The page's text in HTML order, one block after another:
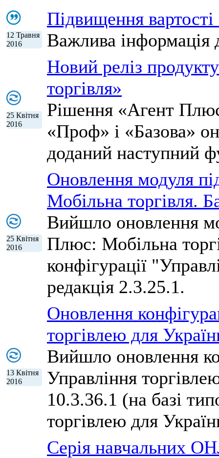
12 Травня
2016
Підвищення
Важлива інформація
25 Квітня
2016
Новий реліз
торгівля»
Рішення «Агент
«Проф» і «Базова»
доданий наступний
25 Квітня
2016
Оновлення модуля
Мобільна торгівля.
Вийшло оновлення
Плюс: Мобільна
конфігурації
редакція 2.3.25.1.
13 Квітня
2016
Оновлення
торгівлею для
Вийшло оновлення
Управління
10.3.36.1 (на базі
торгівлею для
Серія навчальних